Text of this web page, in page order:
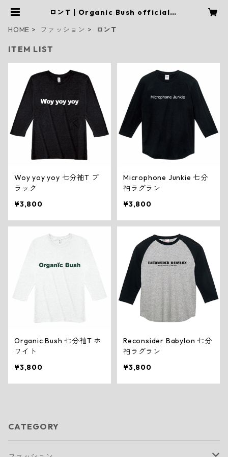
ロンT | Organic Bush official w
HOME
ファッション ロンT
ITEM LIST
Woy yoy yoy 七分袖T ブ
ラック
¥3,800
Microphone Junkie 七分
袖ラグラン
¥3,800
Organic Bush 七分袖T ホ
ワイト
¥3,800
Reconsider Babylon 七分
袖ラグラン
¥3,800
CATEGORY